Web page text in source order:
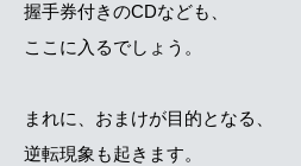
握手券付きのCDなども、
ここに入るでしょう。
まれに、おまけが目的となる、
逆転現象も起きます。